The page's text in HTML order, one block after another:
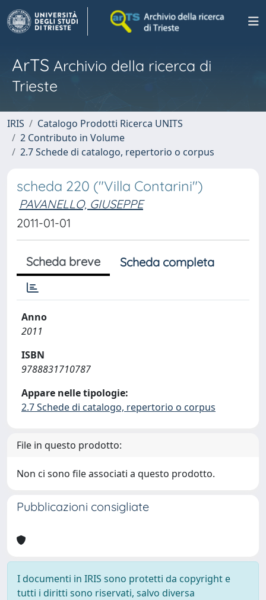
ArTS Archivio della ricerca di
Trieste
IRIS
Catalogo Prodotti Ricerca UNITS
2 Contributo in Volume
2.7 Schede di catalogo, repertorio o corpus
scheda 220 ("Villa Contarini")
PAVANELLO, GIUSEPPE
2011-01-01
Scheda breve Scheda completa
Anno
2011
ISBN
9788831710787
Appare nelle tipologie:
2.7 Schede di catalogo, repertorio o corpus
File in questo prodotto:
Non ci sono file associati a questo prodotto.
Pubblicazioni consigliate
I documenti in IRIS sono protetti da copyright e
tutti i diritti sono riservati, salvo diversa